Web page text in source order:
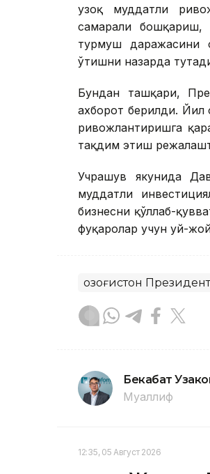
узоқ муддатли
самарали бошқариш,
турмуш даражасини
ўтишни назарда
Бундан ташқари,
ахборот берилди. Йил
ривожлантиришга
тақдим этиш
Учрашув якунида
муддатли
бизнесни қўллаб-
фуқаролар учун уй-
Қозоғистон
Бекабат
Муаллиф
12:35, 05 Август 2026